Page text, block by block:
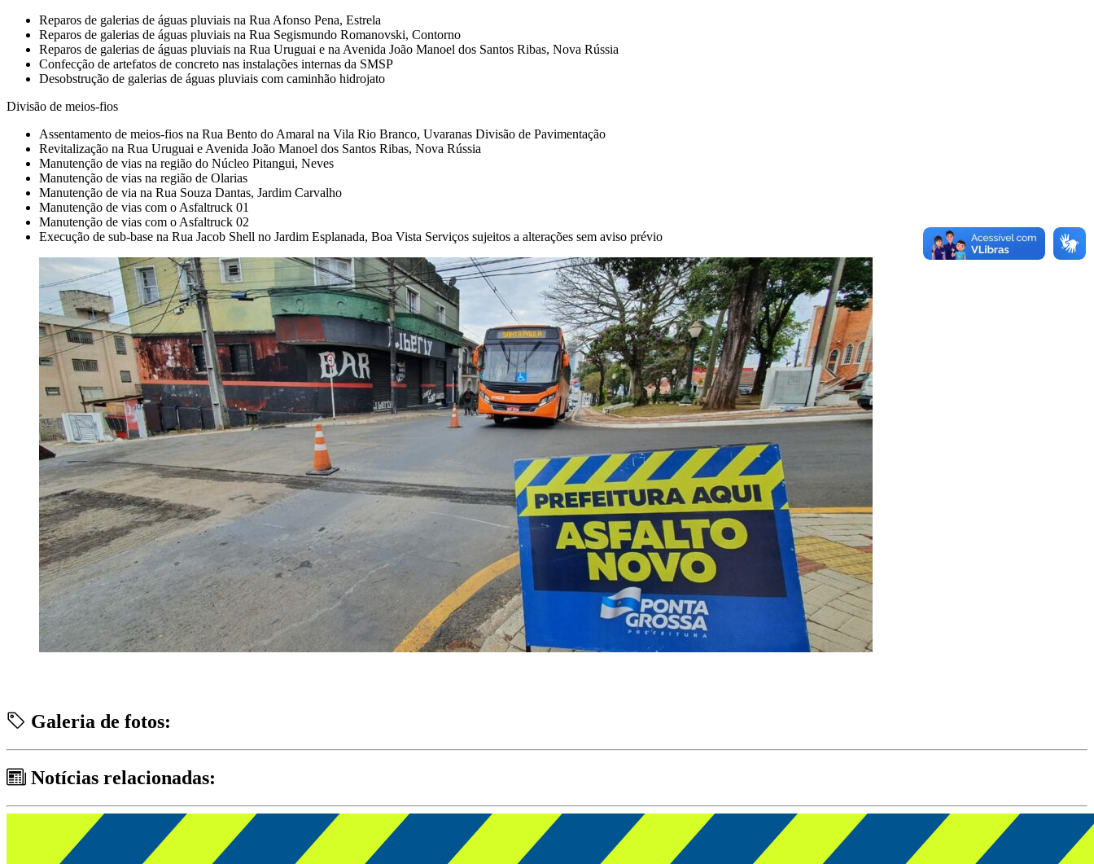
Reparos de galerias de águas pluviais na Rua Afonso Pena, Estrela
Reparos de galerias de águas pluviais na Rua Segismundo Romanovski, Contorno
Reparos de galerias de águas pluviais na Rua Uruguai e na Avenida João Manoel dos Santos Ribas, Nova Rússia
Confecção de artefatos de concreto nas instalações internas da SMSP
Desobstrução de galerias de águas pluviais com caminhão hidrojato
Divisão de meios-fios
Assentamento de meios-fios na Rua Bento do Amaral na Vila Rio Branco, Uvaranas Divisão de Pavimentação
Revitalização na Rua Uruguai e Avenida João Manoel dos Santos Ribas, Nova Rússia
Manutenção de vias na região do Núcleo Pitangui, Neves
Manutenção de vias na região de Olarias
Manutenção de via na Rua Souza Dantas, Jardim Carvalho
Manutenção de vias com o Asfaltruck 01
Manutenção de vias com o Asfaltruck 02
Execução de sub-base na Rua Jacob Shell no Jardim Esplanada, Boa Vista Serviços sujeitos a alterações sem aviso prévio
Galeria de fotos:
Notícias relacionadas: